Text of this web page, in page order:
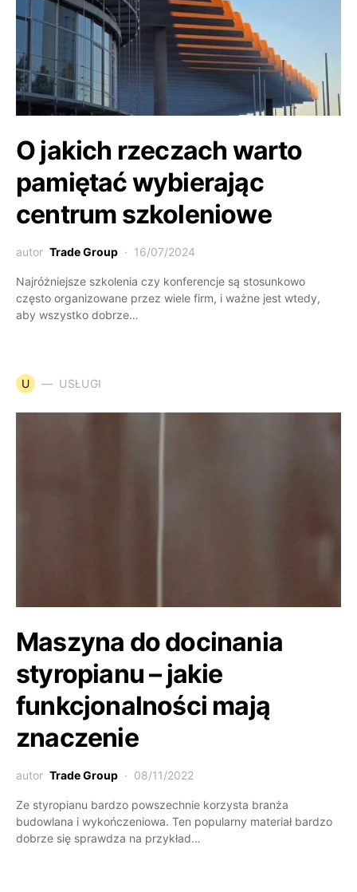
O jakich rzeczach warto
pamiętać wybierając
centrum szkoleniowe
autor Trade Group 16/07/2024
Najróżniejsze szkolenia czy konferencje są stosunkowo
często organizowane przez wiele firm, i ważne jest wtedy,
aby wszystko dobrze…
U USŁUGI
Maszyna do docinania
styropianu – jakie
funkcjonalności mają
znaczenie
autor Trade Group 08/11/2022
Ze styropianu bardzo powszechnie korzysta branża
budowlana i wykończeniowa. Ten popularny materiał bardzo
dobrze się sprawdza na przykład…